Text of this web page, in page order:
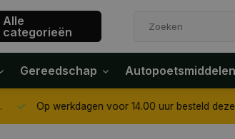
Alle
categorieën
Gereedschap Autopoetsmiddelen
Op werkdagen voor 14.00 uur besteld dezelfde